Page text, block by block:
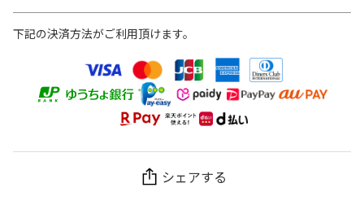
下記の決済方法がご利用頂けます。
シェアする